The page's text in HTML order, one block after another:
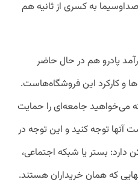
به کسری از ثانیه هم
پادرو هم در حال حاضر
و کارکرد این فروشگاه‌هاست.
می‌خواهید جامعه‌ای را حمایت
آنها توجه کنید و این توجه در
بستر یا شبکه اجتماعی،
که همان خریداران هستند.